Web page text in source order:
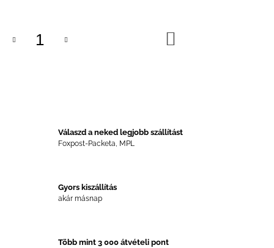
Válaszd a neked legjobb szállítást
Foxpost-Packeta, MPL
Gyors kiszállítás
akár másnap
Több mint 3 000 átvételi pont